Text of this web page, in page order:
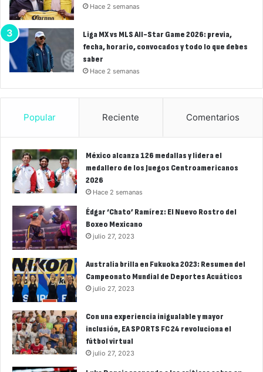
Hace 2 semanas
Liga MX vs MLS All-Star Game 2026: previa,
fecha, horario, convocados y todo lo que debes
saber
Hace 2 semanas
Popular Reciente Comentarios
México alcanza 126 medallas y lidera el
medallero de los Juegos Centroamericanos
2026
Hace 2 semanas
Édgar ‘Chato’ Ramírez: El Nuevo Rostro del
Boxeo Mexicano
julio 27, 2023
Australia brilla en Fukuoka 2023: Resumen del
Campeonato Mundial de Deportes Acuáticos
julio 27, 2023
Con una experiencia inigualable y mayor
inclusión, EA SPORTS FC 24 revoluciona el
fútbol virtual
julio 27, 2023